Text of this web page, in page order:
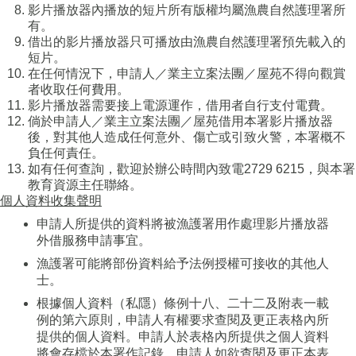
影片播放器內播放的短片所有版權均屬漁農自然護理署所
有。
借出的影片播放器只可播放由漁農自然護理署預先載入的
短片。
在任何情況下，申請人／業主立案法團／屋苑不得向觀賞
者收取任何費用。
影片播放器需要接上電源運作，借用者自行支付電費。
倘於申請人／業主立案法團／屋苑借用本署影片播放器
後，對其他人造成任何意外、傷亡或引致火警，本署概不
負任何責任。
如有任何查詢，歡迎於辦公時間內致電2729 6215，與本署
教育資源主任聯絡。
個人資料收集聲明
申請人所提供的資料將被漁護署用作處理影片播放器
外借服務申請事宜。
漁護署可能將部份資料給予法例授權可接收的其他人
士。
根據個人資料（私隱）條例十八、二十二及附表一載
例的第六原則，申請人有權要求查閱及更正表格內所
提供的個人資料。申請人於表格內所提供之個人資料
將會存檔於本署作記錄。申請人如欲查閱及更正本表